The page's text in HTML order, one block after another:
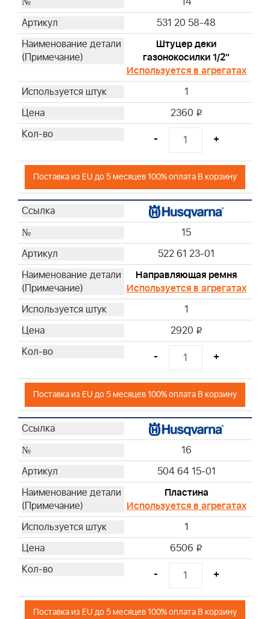
531 20 58-48
Штуцер деки
газонокосилки 1/2"
Используется в агрегатах
1
2360 i
- +
Поставка из EU до 5 месяцев 100% оплата В корзину
15
522 61 23-01
Направляющая ремня
Используется в агрегатах
1
2920 i
- +
Поставка из EU до 5 месяцев 100% оплата В корзину
16
504 64 15-01
Пластина
Используется в агрегатах
1
6506 i
- +
Поставка из EU до 5 месяцев 100% оплата В корзину